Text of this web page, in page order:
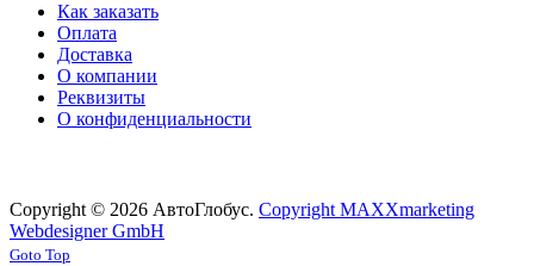
Как заказать
Оплата
Доставка
О компании
Реквизиты
О конфиденциальности
Copyright © 2026 АвтоГлобус. Copyright MAXXmarketing
Webdesigner GmbH
Joomla! 3 Templates
Goto Top